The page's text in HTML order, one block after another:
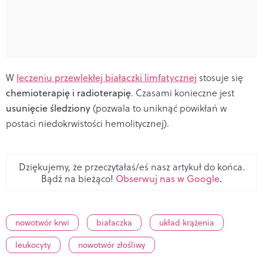
W leczeniu przewlekłej białaczki limfatycznej stosuje się
chemioterapię i radioterapię. Czasami konieczne jest
usunięcie śledziony (pozwala to uniknąć powikłań w
postaci niedokrwistości hemolitycznej).
Dziękujemy, że przeczytałaś/eś nasz artykuł do końca.
Bądź na bieżąco! Obserwuj nas w Google.
nowotwór krwi białaczka
układ krążenia
leukocyty
nowotwór złośliwy